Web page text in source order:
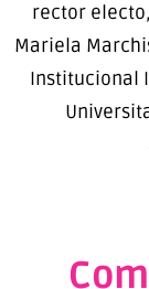
rector
Mariela
Institucional